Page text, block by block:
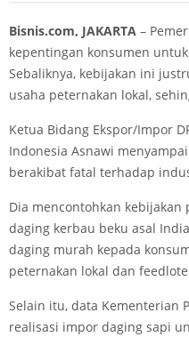
Bisnis.com, JAKARTA –
kepentingan konsumen
Sebaliknya, kebijakan ini
usaha peternakan lokal,
Ketua Bidang Ekspor/Impor
Indonesia Asnawi
berakibat fatal terhadap
Dia mencontohkan
daging kerbau beku asal
daging murah kepada
peternakan lokal dan
Selain itu, data Kementerian
realisasi impor daging sapi